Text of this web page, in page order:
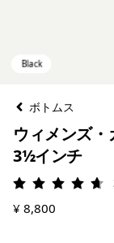
ボトムス
ウィメンズ
3½インチ
評価: 4.7 /
¥ 8,800